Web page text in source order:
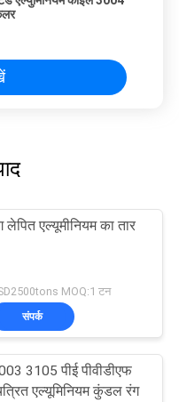
लेपित एल्यूमीनियम का तार
MOQ:1 टन
संपर्क
3105 पीई पीवीडीएफ
एल्यूमिनियम कुंडल रंग